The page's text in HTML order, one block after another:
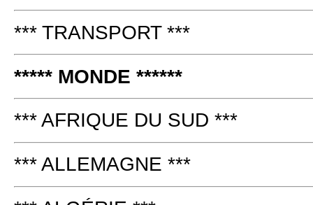
*** TRANSPORT ***
***** MONDE ******
*** AFRIQUE DU SUD ***
*** ALLEMAGNE ***